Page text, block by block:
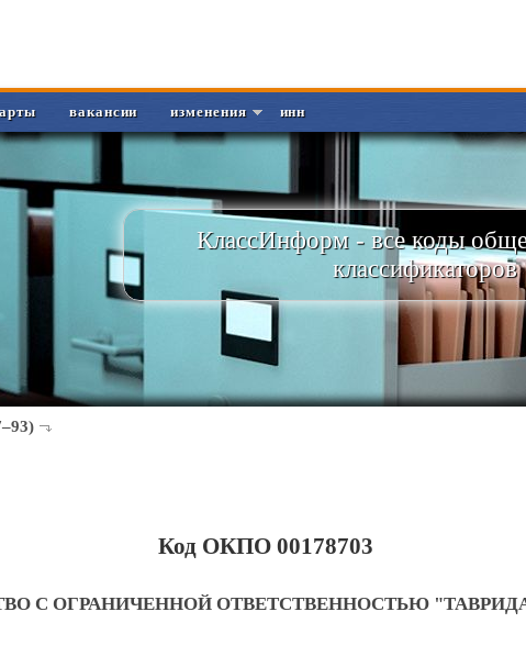
вакансии изменения инн
КлассИнформ - все коды
классификаторов
Код ОКПО 00178703
С ОГРАНИЧЕННОЙ ОТВЕТСТВЕННОСТЬЮ